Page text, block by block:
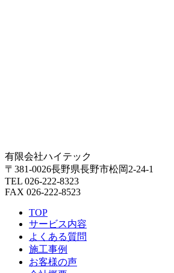
有限会社ハイテック
〒381-0026長野県長野市松岡2-24-1
TEL 026-222-8323
FAX 026-222-8523
TOP
サービス内容
よくある質問
施工事例
お客様の声